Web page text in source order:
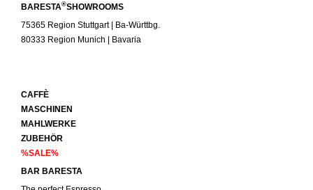
BARESTA®SHOWROOMS
75365 Region Stuttgart | Ba-Württbg.
80333 Region Munich | Bavaria
CAFFÈ
MASCHINEN
MAHLWERKE
ZUBEHÖR
%SALE%
BAR BARESTA